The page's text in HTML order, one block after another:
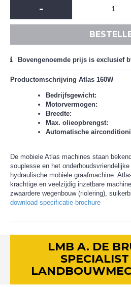
-
Bovengenoemde prijs is exclusief
Productomschrijving Atlas 160W
Bedrijfsgewicht:
Motorvermogen:
Breedte:
Max. olieopbrengst:
Automatische
De mobiele Atlas machines staan
souplesse en het
hydraulische mobiele graafmachine:
krachtige en veelzijdig inzetbare
zwaardere wegenbouw (riolering),
download specificatie brochure
LMB A. DE